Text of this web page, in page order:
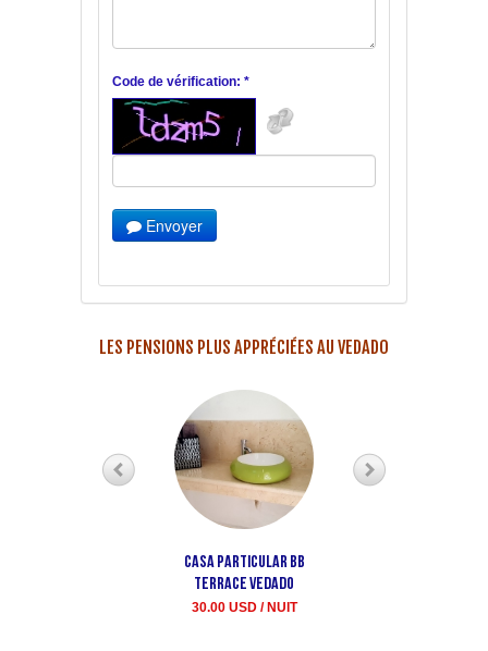
Code de vérification: *
Envoyer
LES PENSIONS PLUS APPRÉCIÉES AU VEDADO
Casa particular bb
terrace Vedado
30.00 USD / NUIT